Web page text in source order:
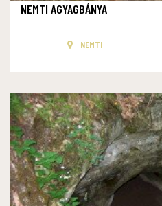
NEMTI AGYAGBÁNYA
NEMTI